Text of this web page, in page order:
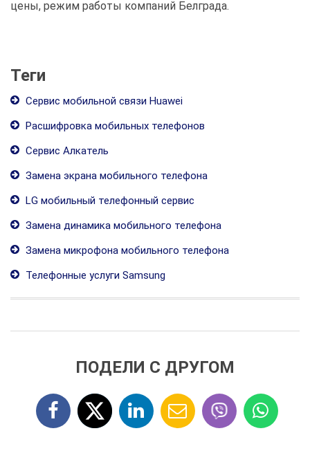
цены, режим работы компаний Белграда.
Теги
Сервис мобильной связи Huawei
Расшифровка мобильных телефонов
Сервис Алкатель
Замена экрана мобильного телефона
LG мобильный телефонный сервис
Замена динамика мобильного телефона
Замена микрофона мобильного телефона
Телефонные услуги Samsung
ПОДЕЛИ С ДРУГОМ